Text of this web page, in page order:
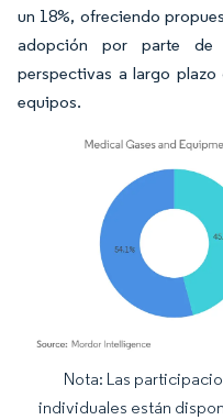
un 18%, ofreciendo
adopción por parte de
perspectivas a largo
equipos.
Imagen © Mordor Intelligence. El
Nota: Las
individuales están